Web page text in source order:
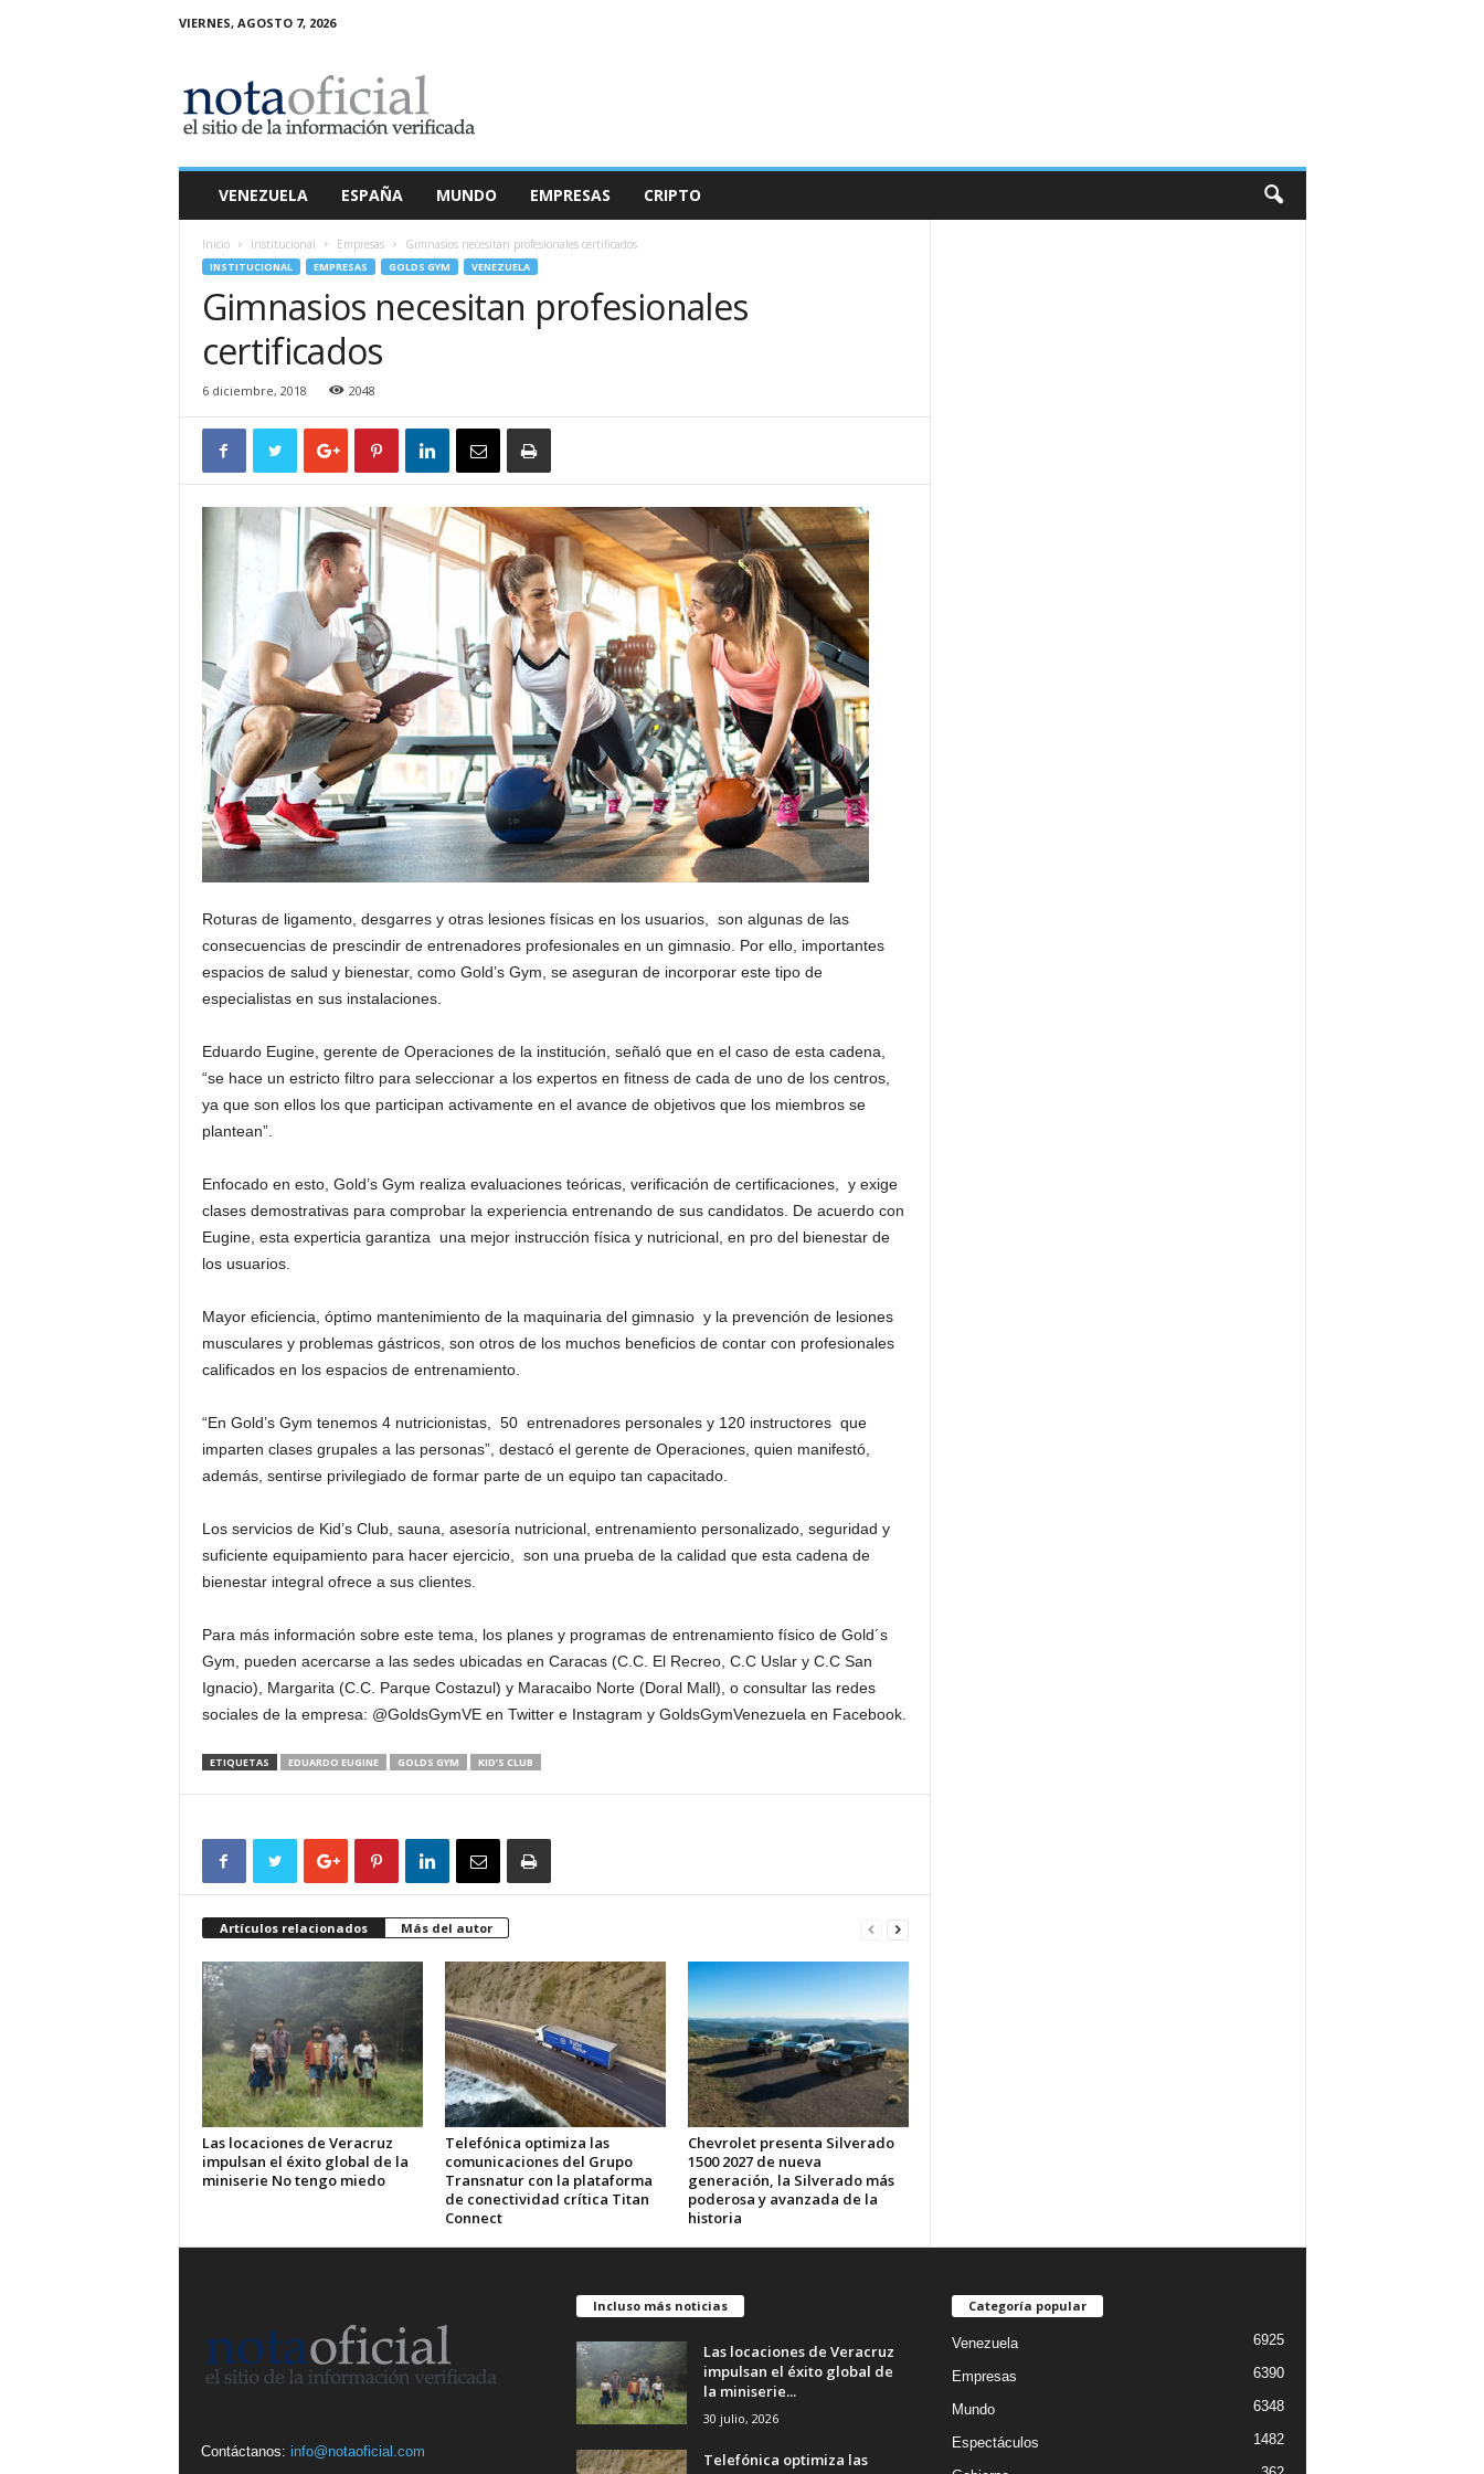
VIERNES, AGOSTO 7, 2026
a
O
VENEZUELA ESPAÑA MUNDO EMPRESAS CRIPTO
Inicio Institucional Empresas Gimnasios necesitan profesionales certificados
INSTITUCIONAL EMPRESAS GOLDS GYM VENEZUELA
Gimnasios necesitan profesionales
certificados
6 diciembre, 2018 2048
Roturas de ligamento, desgarres y otras lesiones físicas en los usuarios, son algunas de las
consecuencias de prescindir de entrenadores profesionales en un gimnasio. Por ello, importantes
espacios de salud y bienestar, como Gold’s Gym, se aseguran de incorporar este tipo de
especialistas en sus instalaciones.
Eduardo Eugine, gerente de Operaciones de la institución, señaló que en el caso de esta cadena,
“se hace un estricto filtro para seleccionar a los expertos en fitness de cada de uno de los centros,
ya que son ellos los que participan activamente en el avance de objetivos que los miembros se
plantean”.
Enfocado en esto, Gold’s Gym realiza evaluaciones teóricas, verificación de certificaciones, y exige
clases demostrativas para comprobar la experiencia entrenando de sus candidatos. De acuerdo con
Eugine, esta experticia garantiza una mejor instrucción física y nutricional, en pro del bienestar de
los usuarios.
Mayor eficiencia, óptimo mantenimiento de la maquinaria del gimnasio y la prevención de lesiones
musculares y problemas gástricos, son otros de los muchos beneficios de contar con profesionales
calificados en los espacios de entrenamiento.
“En Gold’s Gym tenemos 4 nutricionistas, 50 entrenadores personales y 120 instructores que
imparten clases grupales a las personas”, destacó el gerente de Operaciones, quien manifestó,
además, sentirse privilegiado de formar parte de un equipo tan capacitado.
Los servicios de Kid’s Club, sauna, asesoría nutricional, entrenamiento personalizado, seguridad y
suficiente equipamiento para hacer ejercicio, son una prueba de la calidad que esta cadena de
bienestar integral ofrece a sus clientes.
Para más información sobre este tema, los planes y programas de entrenamiento físico de Gold´s
Gym, pueden acercarse a las sedes ubicadas en Caracas (C.C. El Recreo, C.C Uslar y C.C San
Ignacio), Margarita (C.C. Parque Costazul) y Maracaibo Norte (Doral Mall), o consultar las redes
sociales de la empresa: @GoldsGymVE en Twitter e Instagram y GoldsGymVenezuela en Facebook.
ETIQUETAS EDUARDO EUGINE GOLDS GYM KID’S CLUB
Artículos relacionados Más del autor
Las locaciones de Veracruz
impulsan el éxito global de la
miniserie No tengo miedo
Telefónica optimiza las
comunicaciones del Grupo
Transnatur con la plataforma
de conectividad crítica Titan
Connect
Chevrolet presenta Silverado
1500 2027 de nueva
generación, la Silverado más
poderosa y avanzada de la
historia
Contáctanos: info@notaoficial.com
Incluso más noticias
Las locaciones de Veracruz
impulsan el éxito global de
la miniserie...
30 julio, 2026
Telefónica optimiza las
Categoría popular
Venezuela 6925
Empresas 6390
Mundo 6348
Espectáculos 1482